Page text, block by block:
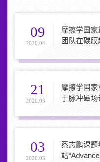
09
2020.04
摩擦学国
团队在碳
21
2020.03
摩擦学国
于脉冲磁
刊封面
03
2020.03
蔡志鹏课题
站